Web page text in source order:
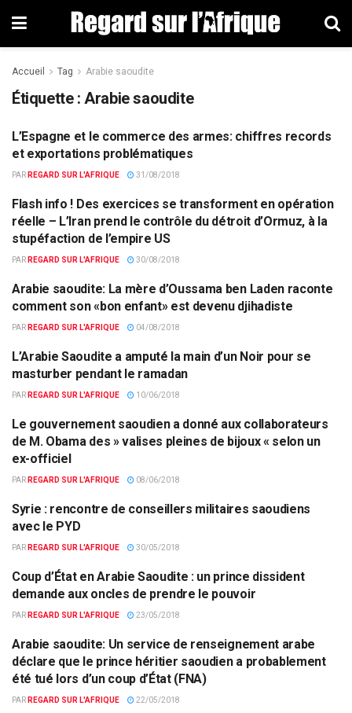
Accueil Tag Arabie saoudite
Étiquette : Arabie saoudite
COMMERCE
L’Espagne et le commerce des armes: chiffres records
et exportations problématiques
PAR REGARD SUR L'AFRIQUE 31/08/2018
DÉFENSE
Flash info ! Des exercices se transforment en opération
réelle – L’Iran prend le contrôle du détroit d’Ormuz, à la
stupéfaction de l’empire US
PAR REGARD SUR L'AFRIQUE 30/08/2018
FAITS DIVERS
Arabie saoudite: La mère d’Oussama ben Laden raconte
comment son «bon enfant» est devenu djihadiste
PAR REGARD SUR L'AFRIQUE 04/08/2018
FAITS DIVERS
L’Arabie Saoudite a amputé la main d’un Noir pour se
masturber pendant le ramadan
PAR REGARD SUR L'AFRIQUE 10/06/2018
EUROPE & MONDE
Le gouvernement saoudien a donné aux collaborateurs
de M. Obama des » valises pleines de bijoux « selon un
ex-officiel
PAR REGARD SUR L'AFRIQUE 08/06/2018
ACTUALITÉS PAR PAYS
Syrie : rencontre de conseillers militaires saoudiens
avec le PYD
PAR REGARD SUR L'AFRIQUE 30/05/2018
COUPS D'ETATS
Coup d’État en Arabie Saoudite : un prince dissident
demande aux oncles de prendre le pouvoir
PAR REGARD SUR L'AFRIQUE 23/05/2018
COUPS D'ETATS
Arabie saoudite: Un service de renseignement arabe
déclare que le prince héritier saoudien a probablement
été tué lors d’un coup d’État (FNA)
PAR REGARD SUR L'AFRIQUE 22/05/2018